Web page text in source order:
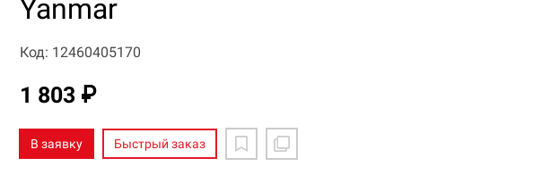
Yanmar
Код: 12460405170
1 803 ₽
В заявку Быстрый заказ